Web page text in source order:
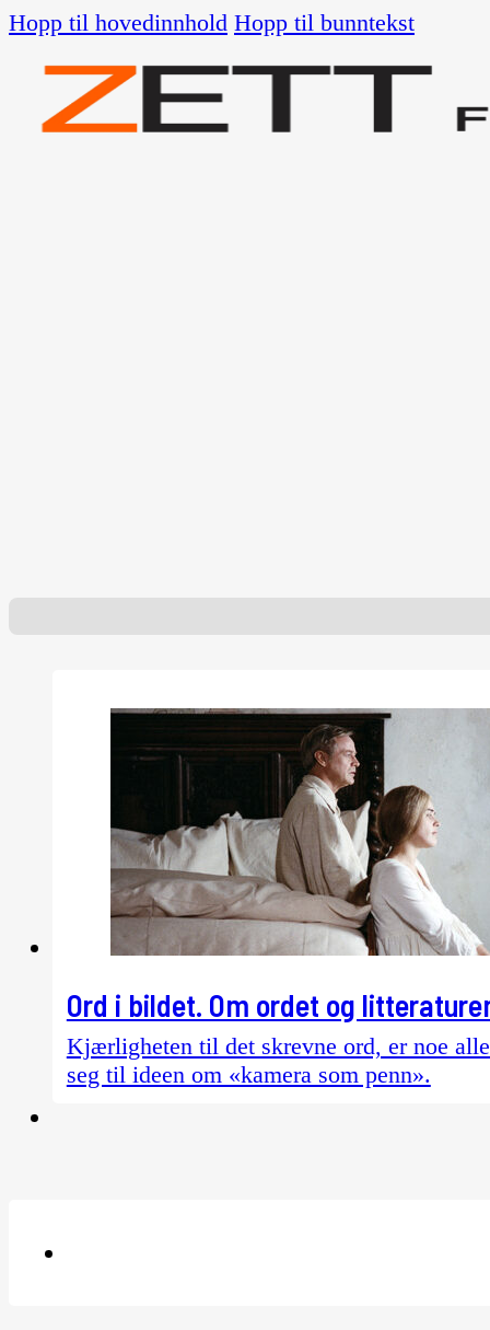
Hopp til hovedinnhold Hopp til bunntekst
Ord i bildet. Om ordet og
Kjærligheten til det skrevne ord, er noe
seg til ideen om «kamera som penn».